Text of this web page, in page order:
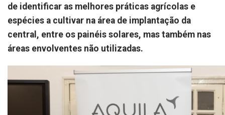
de identificar as melhores práticas agrícolas e
espécies a cultivar na área de implantação da
central, entre os painéis solares, mas também nas
áreas envolventes não utilizadas.